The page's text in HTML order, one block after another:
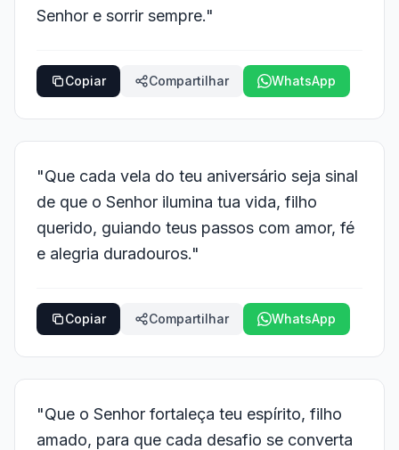
Senhor e sorrir sempre."
Copiar Compartilhar WhatsApp
"Que cada vela do teu aniversário seja sinal
de que o Senhor ilumina tua vida, filho
querido, guiando teus passos com amor, fé
e alegria duradouros."
Copiar Compartilhar WhatsApp
"Que o Senhor fortaleça teu espírito, filho
amado, para que cada desafio se converta